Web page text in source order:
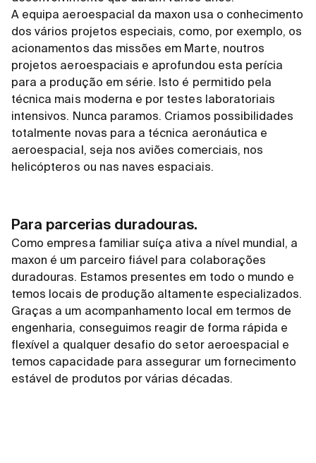
A equipa aeroespacial da maxon usa o conhecimento
dos vários projetos especiais, como, por exemplo, os
acionamentos das missões em Marte, noutros
projetos aeroespaciais e aprofundou esta perícia
para a produção em série. Isto é permitido pela
técnica mais moderna e por testes laboratoriais
intensivos. Nunca paramos. Criamos possibilidades
totalmente novas para a técnica aeronáutica e
aeroespacial, seja nos aviões comerciais, nos
helicópteros ou nas naves espaciais.
Para parcerias duradouras.
Como empresa familiar suíça ativa a nível mundial, a
maxon é um parceiro fiável para colaborações
duradouras. Estamos presentes em todo o mundo e
temos locais de produção altamente especializados.
Graças a um acompanhamento local em termos de
engenharia, conseguimos reagir de forma rápida e
flexível a qualquer desafio do setor aeroespacial e
temos capacidade para assegurar um fornecimento
estável de produtos por várias décadas.